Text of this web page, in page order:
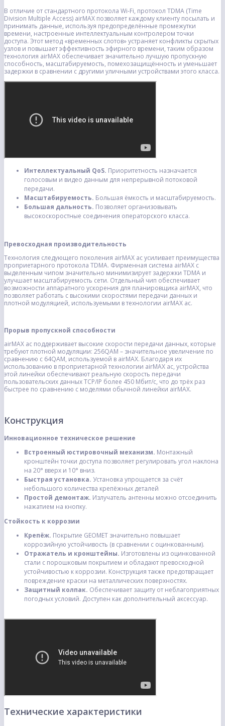
В отличие от стандартного протокола Wi-Fi, протокол TDMA (Time
Division Multiple Access) airMAX позволяет каждому клиенту посылать и
принимать данные, используя предопределённые промежутки
времени, настроенные интеллектуальным контролером точки
доступа. Этот метод «временных слотов» устраняет конфликты скрытых
узлов и повышает эффективность эфирного времени, таким образом
технология airMAX обеспечивает значительно лучшую пропускную
способность, масштабируемость, помехозащищённость и уменьшает
задержки в сравнении с другими уличными устройствами этого класса.
Интеллектуальный QoS. Приоритетность назначается
голосовым и видео данным для непрерывной потоковой
передачи.
Масштабируемость. Большая ёмкость и масштабируемость.
Большая дальность. Позволяет организовывать
высокоскоростные соединения операторского класса.
Превосходная производительность
Технология следующего поколения airMAX ac усиливает преимущества
проприетарного протокола TDMA. Фирменная система airMAX с
выделенным чипом значительно минимизирует задержки TDMA и
улучшает масштабируемость сети. Отдельный чип обеспечивает
возможности аппаратного ускорения для планировщика airMAX, что
позволяет работать с высокими скоростями передачи данных и
плотной модуляцией, используемыми в технологии airMAX ac.
Прорыв пропускной способности
airMAX ac поддерживает высокие скорости передачи данных, которые
требуют плотной модуляции: 256QAM – значительное увеличение по
сравнению с 64QAM, используемой в airMAX. Благодаря их
использованию в проприетарной технологии airMAX ac, устройства
этой линейки обеспечивают реальную скорость передачи
пользовательских данных TCP/IP более 450 Мбит/с, что до трёх раз
быстрее по сравнению с моделями обычной линейки airMAX.
Конструкция
Инновационное техническое решение
Встроенный юстировочный механизм. Монтажный
кронштейн точки доступа позволяет регулировать угол наклона
на 20° вверх и 10° вниз.
Быстрая установка. Установка упрощается за счёт
небольшого количества крепёжных деталей
Простой демонтаж. Излучатель антенны можно отсоединить
нажатием на кнопку.
Стойкость к коррозии
Крепёж. Покрытие GEOMET значительно повышает
коррозийную устойчивость (в сравнении с оцинкованным).
Отражатель и кронштейны. Изготовлены из оцинкованной
стали с порошковым покрытием и обладают превосходной
устойчивостью к коррозии. Конструкция также предотвращает
повреждение краски на металлических поверхностях.
Защитный колпак. Обеспечивает защиту от неблагоприятных
погодных условий. Доступен как дополнительный аксессуар.
Технические характеристики